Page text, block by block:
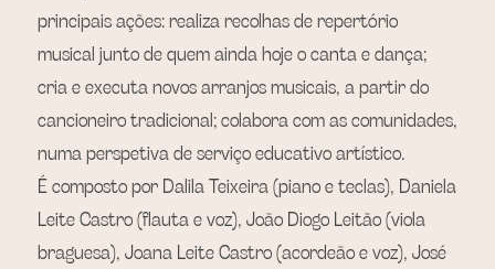
principais ações: realiza recolhas de repertório
musical junto de quem ainda hoje o canta e dança;
cria e executa novos arranjos musicais, a partir do
cancioneiro tradicional; colabora com as comunidades,
numa perspetiva de serviço educativo artístico.
É composto por Dalila Teixeira (piano e teclas), Daniela
Leite Castro (flauta e voz), João Diogo Leitão (viola
braguesa), Joana Leite Castro (acordeão e voz), José